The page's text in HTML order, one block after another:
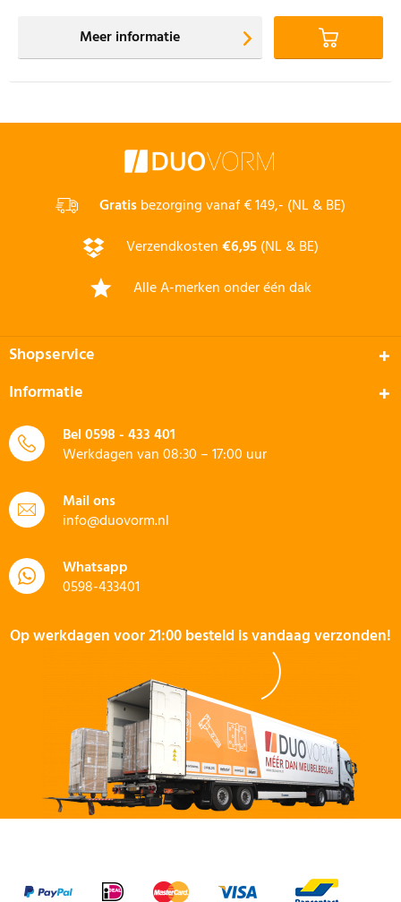
Meer informatie
Gratisbezorging vanaf € 149,- (NL & BE)
Verzendkosten€6,95(NL & BE)
Alle A-merken onder één dak
Shopservice
Informatie
Bel0598 - 433 401
Werkdagen van 08:30 – 17:00 uur
Mail ons
info@duovorm.nl
Whatsapp
0598-433401
Op werkdagen voor 21:00 besteld is vandaag verzonden!